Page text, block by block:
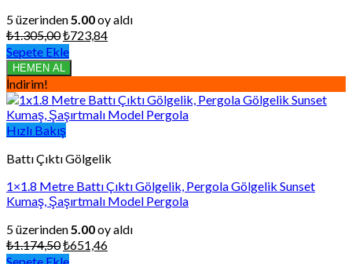
5 üzerinden 5.00oy aldı
₺1.305,00Orijinal
fiyat:
₺1.305,00.
₺723,84
₺723,84.
Sepete Ekle
HEMEN AL
İndirim!
Hızlı Bakış
Battı Çıktı Gölgelik
1×1.8 Metre Battı Çıktı Gölgelik, Pergola Gölgelik Sunset
Kumaş, Şaşırtmalı Model Pergola
5 üzerinden 5.00oy aldı
₺1.174,50Orijinal
fiyat:
₺651,46